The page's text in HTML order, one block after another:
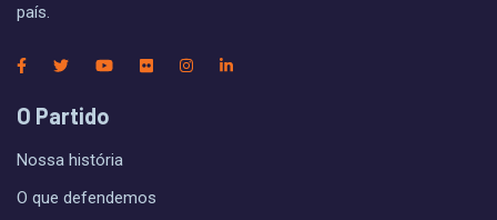
país.
O Partido
Nossa história
O que defendemos